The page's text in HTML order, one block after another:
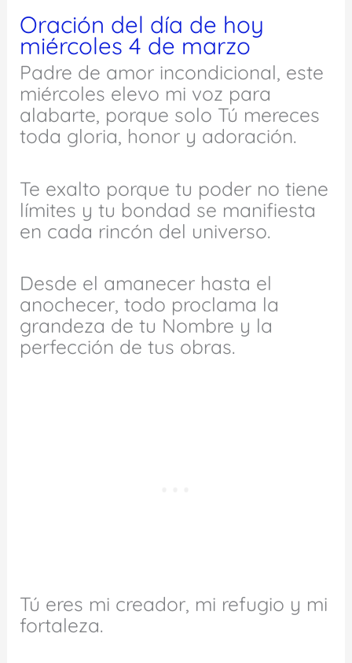
Oración del día de hoy
miércoles 4 de marzo
Padre de amor incondicional, este
miércoles elevo mi voz para
alabarte, porque solo Tú mereces
toda gloria, honor y adoración.
Te exalto porque tu poder no tiene
límites y tu bondad se manifiesta
en cada rincón del universo.
Desde el amanecer hasta el
anochecer, todo proclama la
grandeza de tu Nombre y la
perfección de tus obras.
Tú eres mi creador, mi refugio y mi
fortaleza.